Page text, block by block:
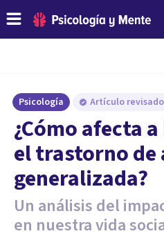
Psicología Artículo revisado
¿Cómo afecta
el trastorno de
generalizada?
Un análisis del
en nuestra vida